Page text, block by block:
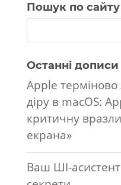
Пошук по сайту
Останні дописи
Apple
діру в macOS:
критичну
екрана»
Ваш ШІ-асистент